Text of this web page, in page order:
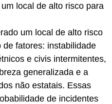
local de alto risco para
um local de alto risco
fatores: instabilidade
e civis intermitentes,
generalizada e a
não estatais. Essas
de incidentes